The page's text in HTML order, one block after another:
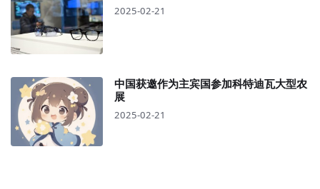
2025-02-21
中国获邀作为主宾国参加科特迪瓦大型农
展
2025-02-21